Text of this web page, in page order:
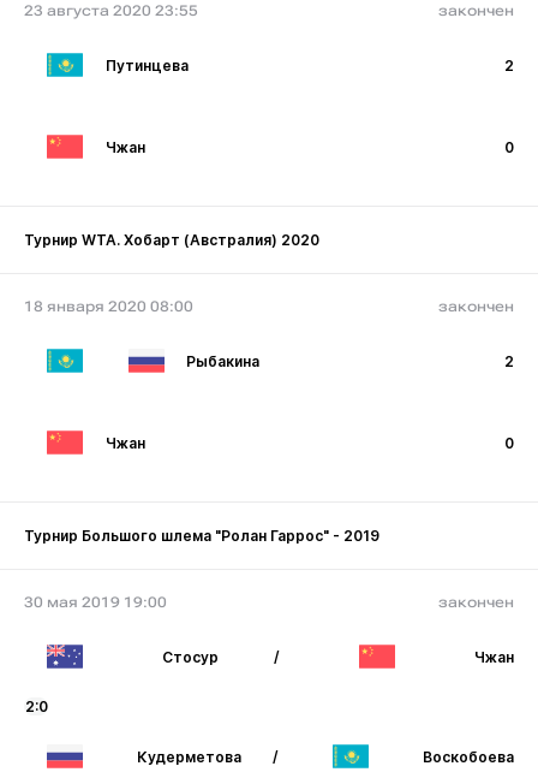
23 августа 2020 23:55 закончен
Путинцева 2
Чжан 0
Турнир WTA. Хобарт (Австралия) 2020
18 января 2020 08:00 закончен
Рыбакина 2
Чжан 0
Турнир Большого шлема "Ролан Гаррос" - 2019
30 мая 2019 19:00 закончен
Стосур / Чжан
2:0
Кудерметова / Воскобоева